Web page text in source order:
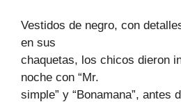
Vestidos de negro, con
en sus
chaquetas, los chicos dieron
noche con “Mr.
simple” y “Bonamana”, antes